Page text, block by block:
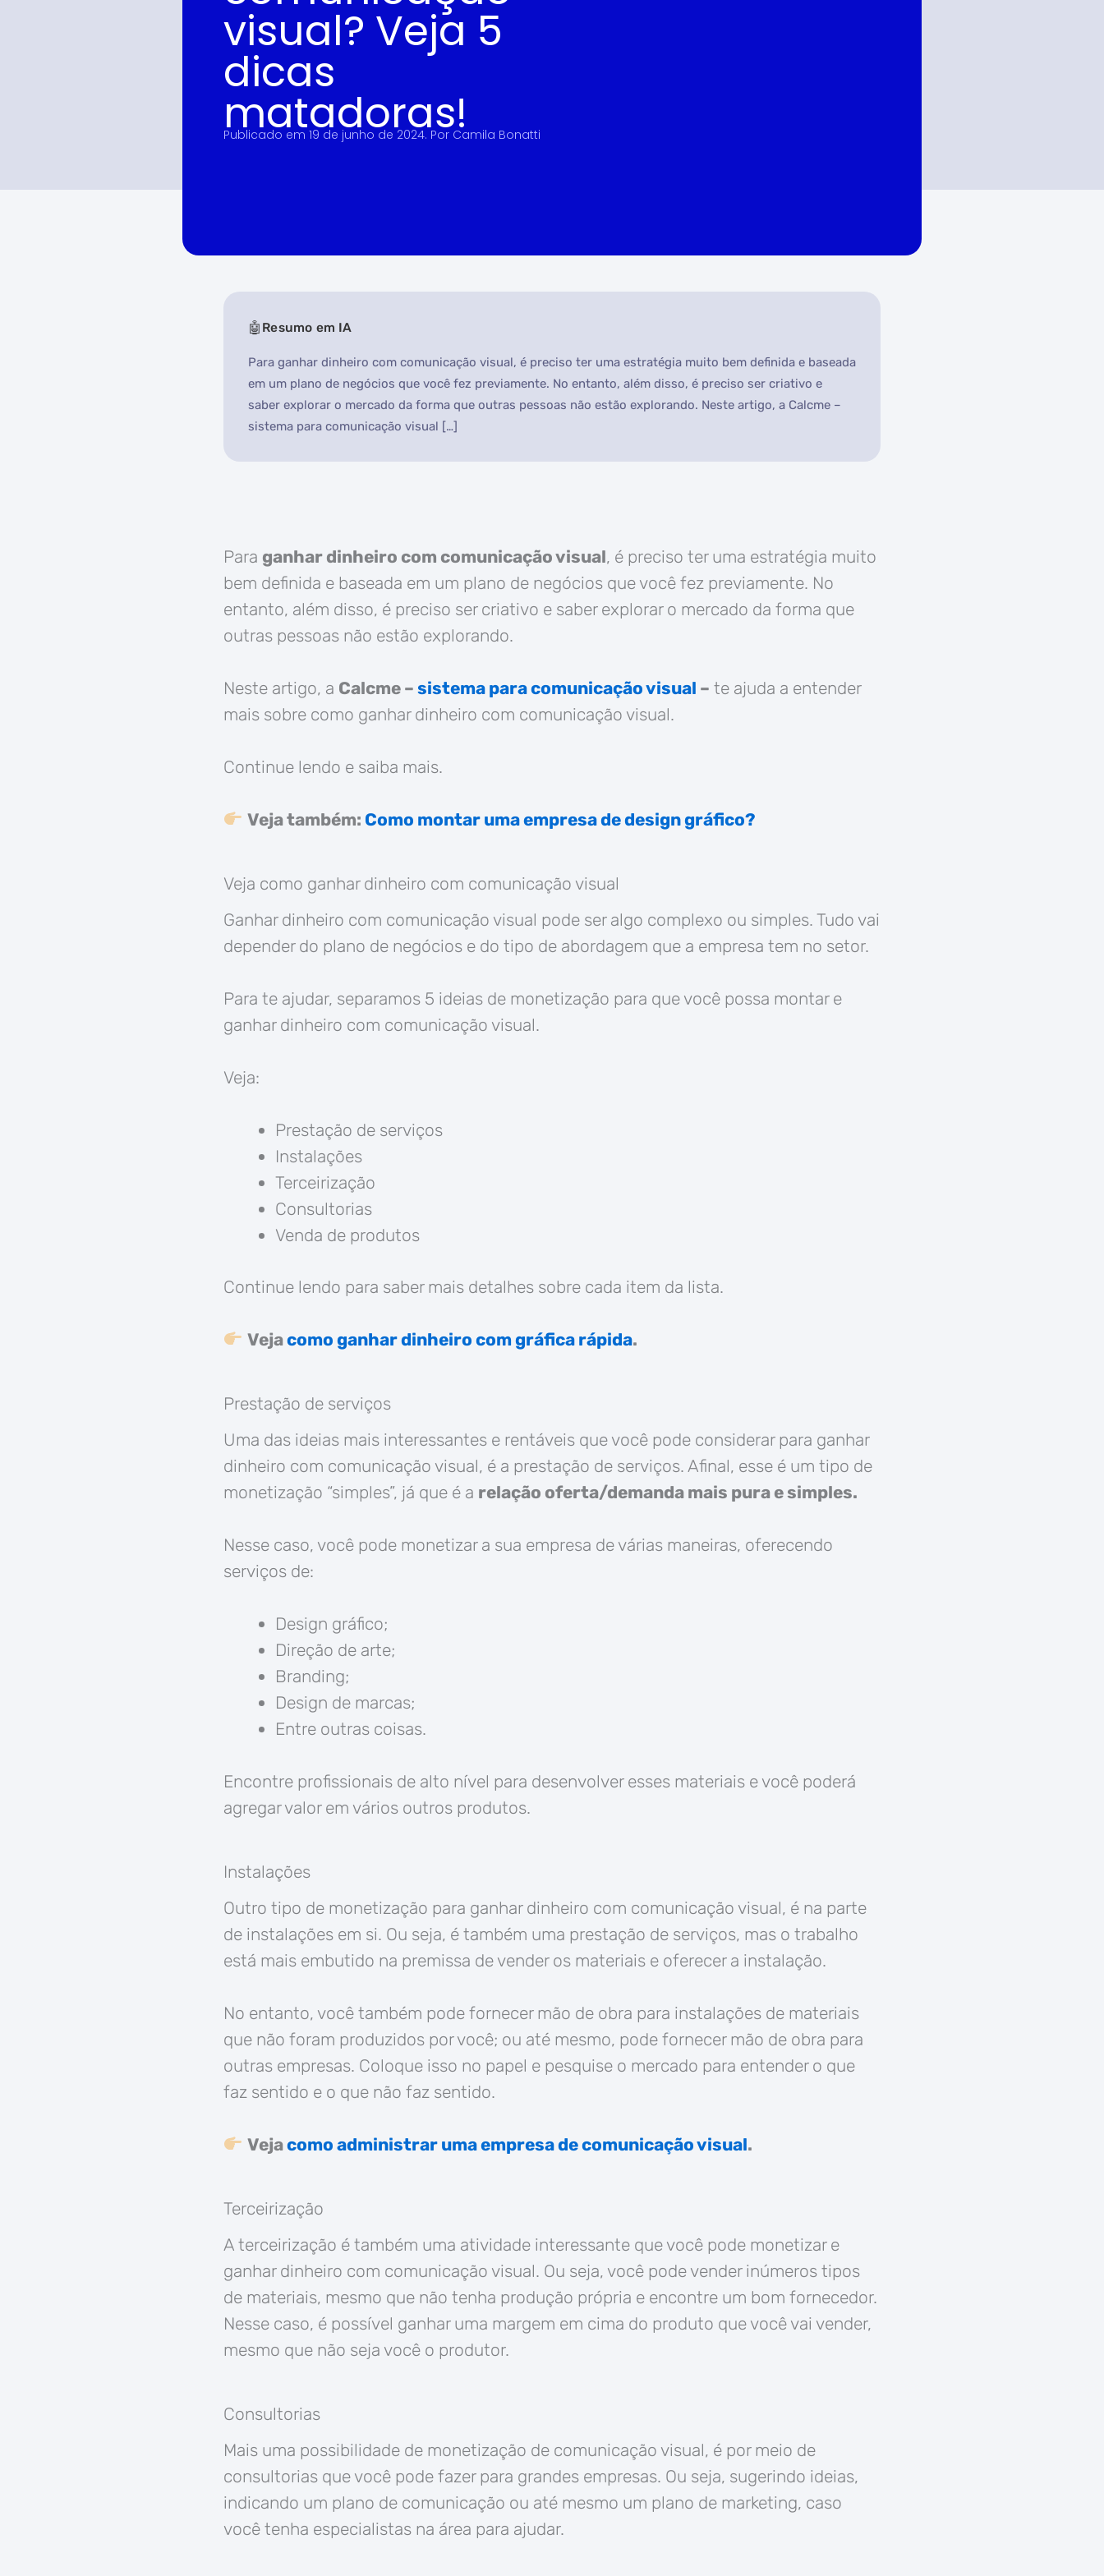
visual? Veja 5
dicas
matadoras!
Publicado em 19 de junho de 2024. Por Camila Bonatti
Resumo em IA
Para ganhar dinheiro com comunicação visual, é preciso ter uma estratégia muito bem definida e baseada
em um plano de negócios que você fez previamente. No entanto, além disso, é preciso ser criativo e
saber explorar o mercado da forma que outras pessoas não estão explorando. Neste artigo, a Calcme –
sistema para comunicação visual […]
Para ganhar dinheiro com comunicação visual, é preciso ter uma estratégia muito
bem definida e baseada em um plano de negócios que você fez previamente. No
entanto, além disso, é preciso ser criativo e saber explorar o mercado da forma que
outras pessoas não estão explorando.
Neste artigo, a Calcme – sistema para comunicação visual – te ajuda a entender
mais sobre como ganhar dinheiro com comunicação visual.
Continue lendo e saiba mais.
Veja também: Como montar uma empresa de design gráfico?
Veja como ganhar dinheiro com comunicação visual
Ganhar dinheiro com comunicação visual pode ser algo complexo ou simples. Tudo vai
depender do plano de negócios e do tipo de abordagem que a empresa tem no setor.
Para te ajudar, separamos 5 ideias de monetização para que você possa montar e
ganhar dinheiro com comunicação visual.
Veja:
Prestação de serviços
Instalações
Terceirização
Consultorias
Venda de produtos
Continue lendo para saber mais detalhes sobre cada item da lista.
Vejacomo ganhar dinheiro com gráfica rápida.
Prestação de serviços
Uma das ideias mais interessantes e rentáveis que você pode considerar para ganhar
dinheiro com comunicação visual, é a prestação de serviços. Afinal, esse é um tipo de
monetização “simples”, já que é a relação oferta/demanda mais pura e simples.
Nesse caso, você pode monetizar a sua empresa de várias maneiras, oferecendo
serviços de:
Design gráfico;
Direção de arte;
Branding;
Design de marcas;
Entre outras coisas.
Encontre profissionais de alto nível para desenvolver esses materiais e você poderá
agregar valor em vários outros produtos.
Instalações
Outro tipo de monetização para ganhar dinheiro com comunicação visual, é na parte
de instalações em si. Ou seja, é também uma prestação de serviços, mas o trabalho
está mais embutido na premissa de vender os materiais e oferecer a instalação.
No entanto, você também pode fornecer mão de obra para instalações de materiais
que não foram produzidos por você; ou até mesmo, pode fornecer mão de obra para
outras empresas. Coloque isso no papel e pesquise o mercado para entender o que
faz sentido e o que não faz sentido.
Vejacomo administrar uma empresa de comunicação visual.
Terceirização
A terceirização é também uma atividade interessante que você pode monetizar e
ganhar dinheiro com comunicação visual. Ou seja, você pode vender inúmeros tipos
de materiais, mesmo que não tenha produção própria e encontre um bom fornecedor.
Nesse caso, é possível ganhar uma margem em cima do produto que você vai vender,
mesmo que não seja você o produtor.
Consultorias
Mais uma possibilidade de monetização de comunicação visual, é por meio de
consultorias que você pode fazer para grandes empresas. Ou seja, sugerindo ideias,
indicando um plano de comunicação ou até mesmo um plano de marketing, caso
você tenha especialistas na área para ajudar.